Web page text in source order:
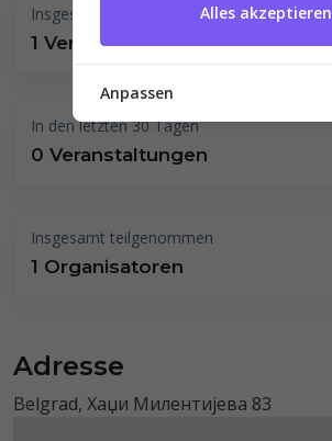
Insgesamt durchgeführt
1 Veranstaltungen
In den letzten 30 Tagen
0 Veranstaltungen
Insgesamt teilgenommen
1 Organisatoren
Adresse
Belgrad, Хаџи Милентијева 83
Alles akzeptieren
Anpassen